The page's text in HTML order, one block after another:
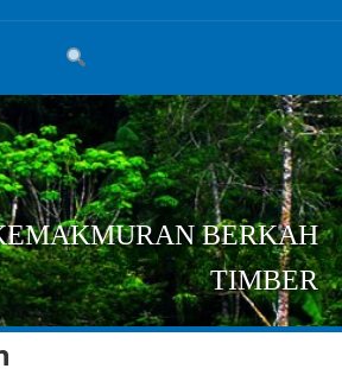
BERKAH
TIMBER